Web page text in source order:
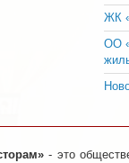
ЖК
ОО
- это